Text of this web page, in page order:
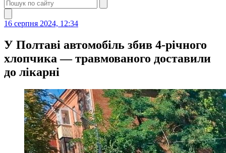
16 серпня 2024, 12:34
У Полтаві автомобіль збив 4-річного
хлопчика — травмованого доставили
до лікарні